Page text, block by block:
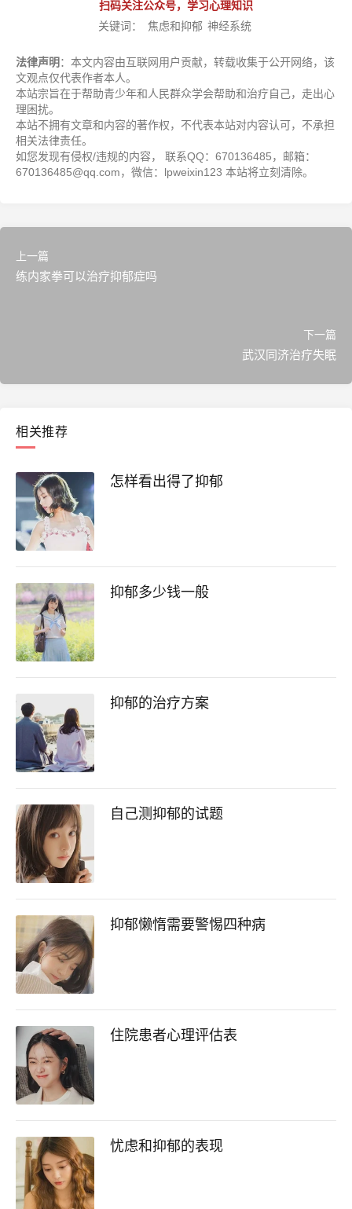
扫码关注公众号，学习心理知识
关键词：
焦虑和抑郁 神经系统
法律声明 ：本文内容由互联网用户贡献，转载收集于公开网络，该
文观点仅代表作者本人。
本站宗旨在于帮助青少年和人民群众学会帮助和治疗自己，走出心
理困扰。
本站不拥有文章和内容的著作权，不代表本站对内容认可，不承担
相关法律责任。
如您发现有侵权/违规的内容， 联系QQ：670136485，邮箱：
670136485@qq.com，微信：lpweixin123 本站将立刻清除。
上一篇
练内家拳可以治疗抑郁症吗
下一篇
武汉同济治疗失眠
相关推荐
怎样看出得了抑郁
抑郁多少钱一般
抑郁的治疗方案
自己测抑郁的试题
抑郁懒惰需要警惕四种病
住院患者心理评估表
忧虑和抑郁的表现